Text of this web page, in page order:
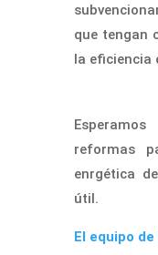
que tengan
la eficiencia
reformas
enrgética
útil.
El equipo de